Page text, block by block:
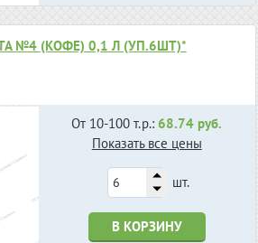
№4 (КОФЕ) 0,1 Л (УП.6ШТ)*
От 10-100 т.р.:68.74 руб.
Показать все цены
шт.
В КОРЗИНУ